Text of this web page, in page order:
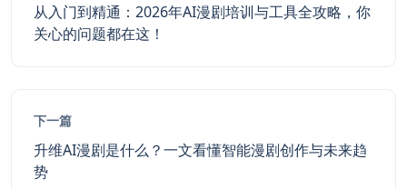
从入门到精通：2026年AI漫剧培训与工具全攻略，你
关心的问题都在这！
下一篇
升维AI漫剧是什么？一文看懂智能漫剧创作与未来趋
势